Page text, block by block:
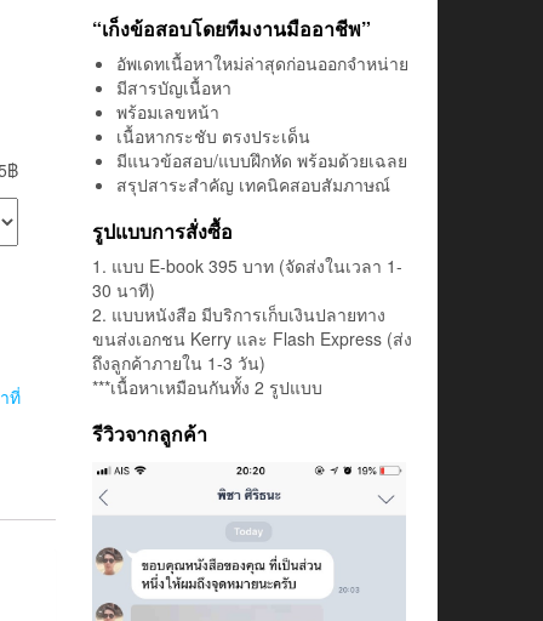
฿
ที่
“เก็งข้อสอบโดยทีมงานมืออาชีพ”
อัพเดทเนื้อหาใหม่ล่าสุดก่อนออกจำหน่าย
มีสารบัญเนื้อหา
พร้อมเลขหน้า
เนื้อหากระชับ ตรงประเด็น
มีแนวข้อสอบ/แบบฝึกหัด พร้อมด้วยเฉลย
สรุปสาระสำคัญ เทคนิคสอบสัมภาษณ์
รูปแบบการสั่งซื้อ
1. แบบ E-book 395 บาท (จัดส่งในเวลา 1-
30 นาที)
2. แบบหนังสือ มีบริการเก็บเงินปลายทาง
ขนส่งเอกชน Kerry และ Flash Express (ส่ง
ถึงลูกค้าภายใน 1-3 วัน)
***เนื้อหาเหมือนกันทั้ง 2 รูปแบบ
รีวิวจากลูกค้า